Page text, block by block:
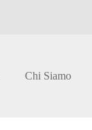
Chi Siamo